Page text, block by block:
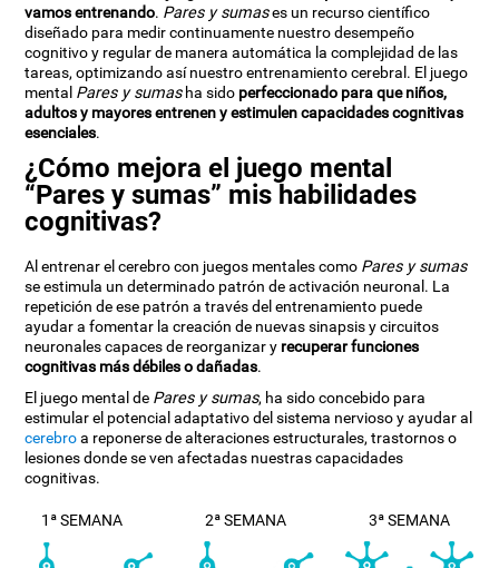
vamos entrenando. Pares y sumases un recurso científico
diseñado para medir continuamente nuestro desempeño
cognitivo y regular de manera automática la complejidad de las
tareas, optimizando así nuestro entrenamiento cerebral. El juego
mental Pares y sumasha sido perfeccionado para que niños,
adultos y mayores entrenen y estimulen capacidades cognitivas
esenciales.
¿Cómo mejora el juego mental
“Pares y sumas” mis habilidades
cognitivas?
Al entrenar el cerebro con juegos mentales como Pares y sumas
se estimula un determinado patrón de activación neuronal. La
repetición de ese patrón a través del entrenamiento puede
ayudar a fomentar la creación de nuevas sinapsis y circuitos
neuronales capaces de reorganizar y recuperar funciones
cognitivas más débiles o dañadas.
El juego mental de Pares y sumas, ha sido concebido para
estimular el potencial adaptativo del sistema nervioso y ayudar al
cerebroa reponerse de alteraciones estructurales, trastornos o
lesiones donde se ven afectadas nuestras capacidades
cognitivas.
1ª SEMANA 2ª SEMANA 3ª SEMANA